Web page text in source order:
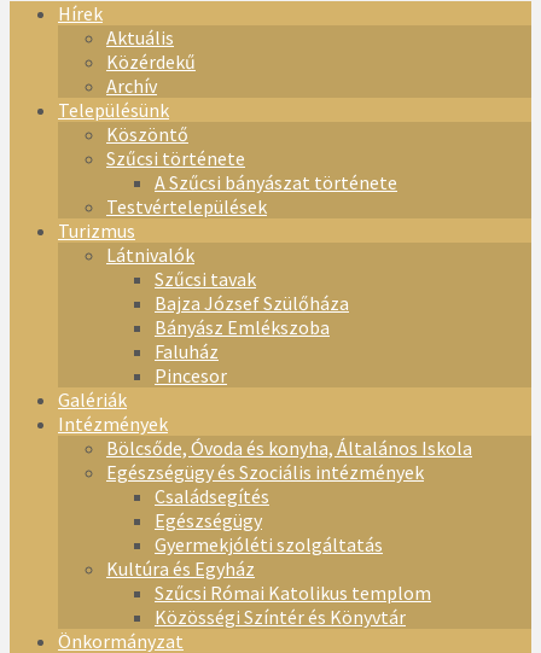
Hírek
Aktuális
Közérdekű
Archív
Településünk
Köszöntő
Szűcsi története
A Szűcsi bányászat története
Testvértelepülések
Turizmus
Látnivalók
Szűcsi tavak
Bajza József Szülőháza
Bányász Emlékszoba
Faluház
Pincesor
Galériák
Intézmények
Bölcsőde, Óvoda és konyha, Általános Iskola
Egészségügy és Szociális intézmények
Családsegítés
Egészségügy
Gyermekjóléti szolgáltatás
Kultúra és Egyház
Szűcsi Római Katolikus templom
Közösségi Színtér és Könyvtár
Önkormányzat